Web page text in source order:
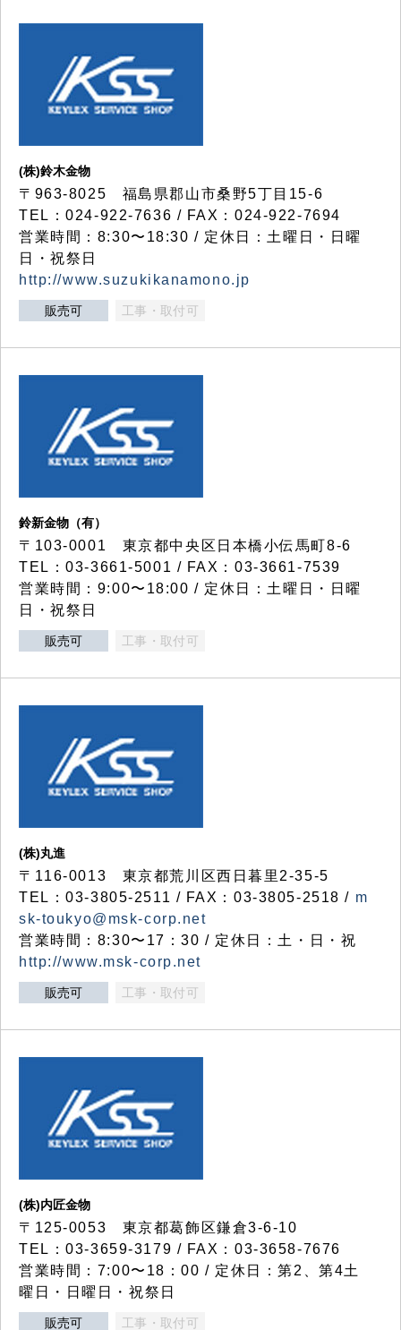
(株)鈴木金物
〒963-8025 福島県郡山市桑野5丁目15-6
TEL：024-922-7636 / FAX：024-922-7694
営業時間：8:30〜18:30 / 定休日：土曜日・日曜
日・祝祭日
http://www.suzukikanamono.jp
販売可 工事・取付可
鈴新金物（有）
〒103-0001 東京都中央区日本橋小伝馬町8-6
TEL：03-3661-5001 / FAX：03-3661-7539
営業時間：9:00〜18:00 / 定休日：土曜日・日曜
日・祝祭日
販売可 工事・取付可
(株)丸進
〒116-0013 東京都荒川区西日暮里2-35-5
TEL：03-3805-2511 / FAX：03-3805-2518 / m
sk-toukyo@msk-corp.net
営業時間：8:30〜17：30 / 定休日：土・日・祝
http://www.msk-corp.net
販売可 工事・取付可
(株)内匠金物
〒125-0053 東京都葛飾区鎌倉3-6-10
TEL：03-3659-3179 / FAX：03-3658-7676
営業時間：7:00〜18：00 / 定休日：第2、第4土
曜日・日曜日・祝祭日
販売可 工事・取付可